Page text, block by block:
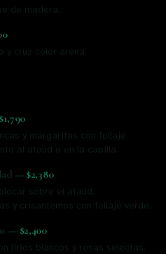
de madera.
y cruz color arena.
$1,790
y margaritas con follaje
al ataúd o en la capilla.
— $2,380
sobre el ataúd.
y crisantemos con follaje verde.
— $2,400
lirios blancos y rosas selectas.